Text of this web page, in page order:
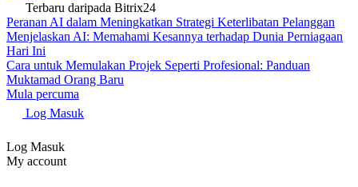
Terbaru daripada Bitrix24
Peranan AI dalam Meningkatkan Strategi Keterlibatan Pelanggan
Menjelaskan AI: Memahami Kesannya terhadap Dunia Perniagaan
Hari Ini
Cara untuk Memulakan Projek Seperti Profesional: Panduan
Muktamad Orang Baru
Mula percuma
Log Masuk
Log Masuk
My account